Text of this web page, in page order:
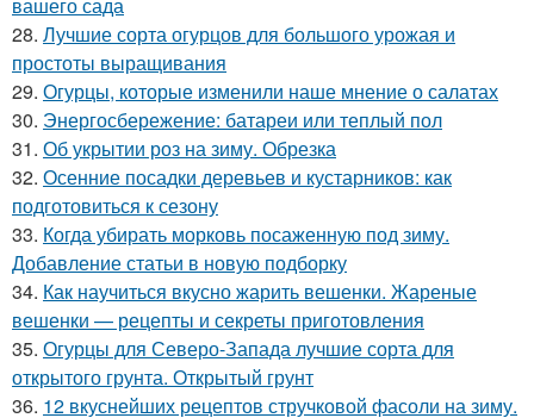
28. Лучшие сорта огурцов для большого урожая и
простоты выращивания
29. Огурцы, которые изменили наше мнение о салатах
30. Энергосбережение: батареи или теплый пол
31. Об укрытии роз на зиму. Обрезка
32. Осенние посадки деревьев и кустарников: как
подготовиться к сезону
33. Когда убирать морковь посаженную под зиму.
Добавление статьи в новую подборку
34. Как научиться вкусно жарить вешенки. Жареные
вешенки — рецепты и секреты приготовления
35. Огурцы для Северо-Запада лучшие сорта для
открытого грунта. Открытый грунт
36. 12 вкуснейших рецептов стручковой фасоли на зиму.